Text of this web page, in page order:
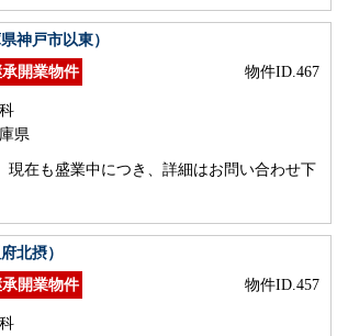
神戸市以東）
物件ID.467
開業物件
県
現在も盛業中につき、詳細はお問い合わせ下
北摂）
物件ID.457
開業物件